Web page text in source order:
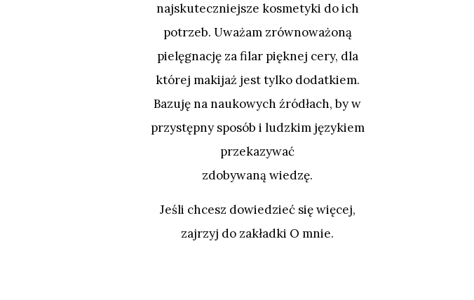
najskuteczniejsze kosmetyki do ich
potrzeb. Uważam zrównoważoną
pielęgnację za filar pięknej cery, dla
której makijaż jest tylko dodatkiem.
Bazuję na naukowych źródłach, by w
przystępny sposób i ludzkim językiem
przekazywać
zdobywaną wiedzę.
Jeśli chcesz dowiedzieć się więcej,
zajrzyj do zakładki O mnie.